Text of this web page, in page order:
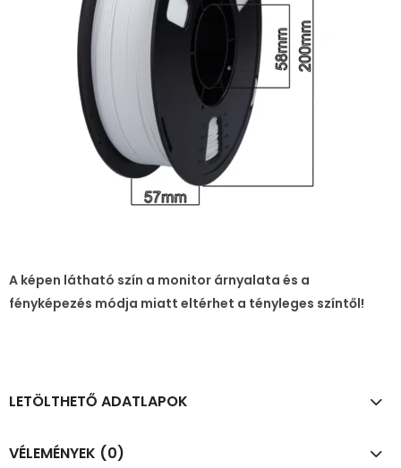
A képen látható szín a monitor árnyalata és a
fényképezés módja miatt eltérhet a tényleges színtől!
LETÖLTHETŐ ADATLAPOK
VÉLEMÉNYEK (0)